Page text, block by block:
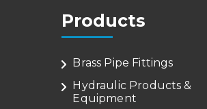
Products
Brass Pipe Fittings
Hydraulic Products &
Equipment